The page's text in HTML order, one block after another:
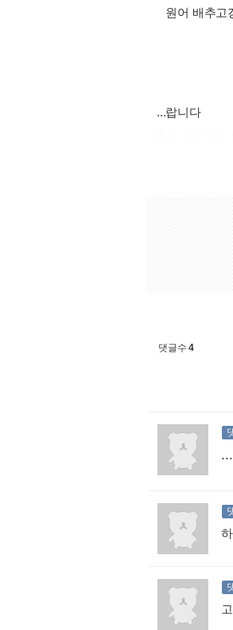
원어 배추고
...랍니다
댓글수4